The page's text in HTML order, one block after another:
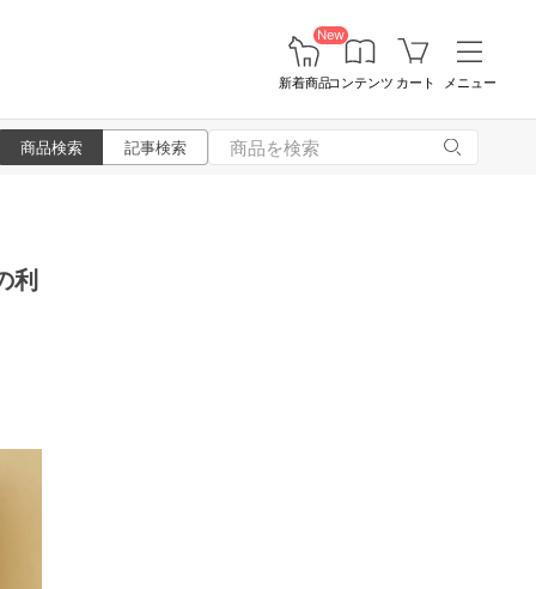
New
新着商品コンテンツ カート メニュー
商品検索 記事検索
利